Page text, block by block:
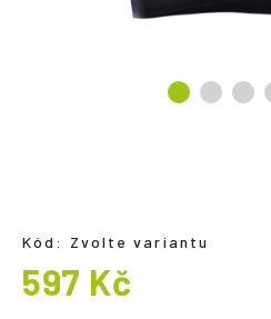
Kód: Zvolte variantu
597 Kč